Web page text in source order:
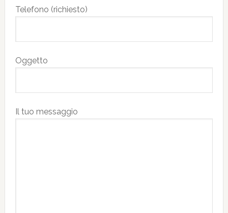
Telefono (richiesto)
Oggetto
Il tuo messaggio